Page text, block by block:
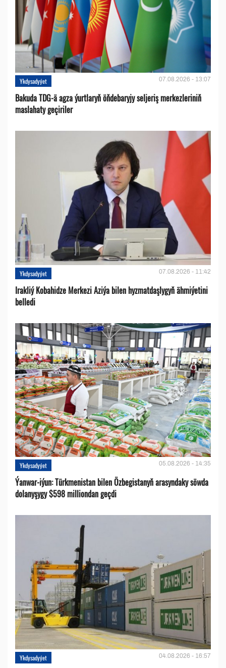
Ykdysadyýet 07.08.2026 - 13:07
Bakuda TDG-ä agza ýurtlaryň öňdebaryjy seljeriş merkezleriniň
maslahaty geçiriler
Ykdysadyýet 07.08.2026 - 11:42
Irakliý Kobahidze Merkezi Aziýa bilen hyzmatdaşlygyň ähmiýetini
belledi
Ykdysadyýet 05.08.2026 - 14:35
Ýanwar-iýun: Türkmenistan bilen Özbegistanyň arasyndaky söwda
dolanyşygy $598 milliondan geçdi
Ykdysadyýet 04.08.2026 - 16:57